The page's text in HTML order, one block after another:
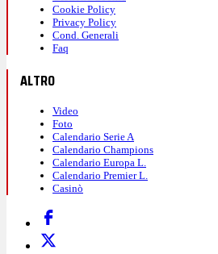
Cookie Policy
Privacy Policy
Cond. Generali
Faq
ALTRO
Video
Foto
Calendario Serie A
Calendario Champions
Calendario Europa L.
Calendario Premier L.
Casinò